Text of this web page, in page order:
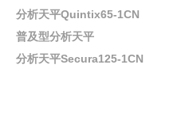
分析天平Quintix65-1CN
普及型分析天平
分析天平Secura125-1CN